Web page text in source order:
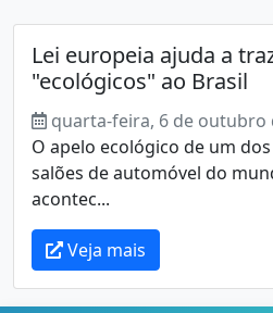
Lei europeia ajuda a
"ecológicos" ao Brasil
quarta-feira, 6 de outubro
O apelo ecológico de um
salões de automóvel do
acontec...
Veja mais